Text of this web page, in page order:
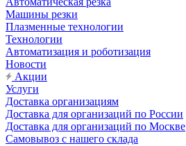
Машины резки
Плазменные технологии
Технологии
Автоматизация и роботизация
Новости
Акции
Услуги
Доставка организациям
Доставка для организаций по России
Доставка для организаций по Москве
Самовывоз с нашего склада